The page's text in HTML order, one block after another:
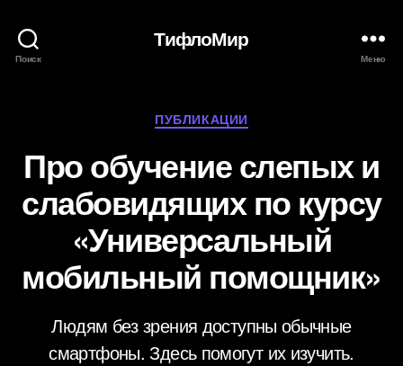
Поиск
ТифлоМир
Меню
Рубрики
ПУБЛИКАЦИИ
Про обучение слепых и
слабовидящих по курсу
«Универсальный
мобильный помощник»
Людям без зрения доступны обычные
смартфоны. Здесь помогут их изучить.